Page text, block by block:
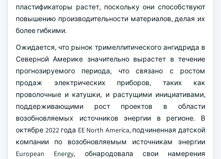
пластификаторы растет, поскольку они способствуют
повышению производительности материалов, делая их
более гибкими.
Ожидается, что рынок тримеллитического ангидрида в
Северной Америке значительно вырастет в течение
прогнозируемого периода, что связано с ростом
продаж электрических приборов, таких как
проволочные и катушки, и растущими инициативами,
поддерживающими рост проектов в области
возобновляемых источников энергии в регионе. В
октябре 2022 года EE North America, подчиненная датской
компании по возобновляемым источникам энергии
European Energy, обнародовала свои намерения